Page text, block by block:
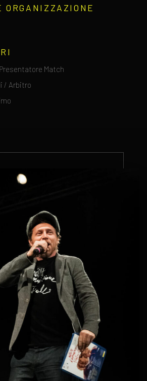
ORGANIZZAZIONE
Match
/ Arbitro